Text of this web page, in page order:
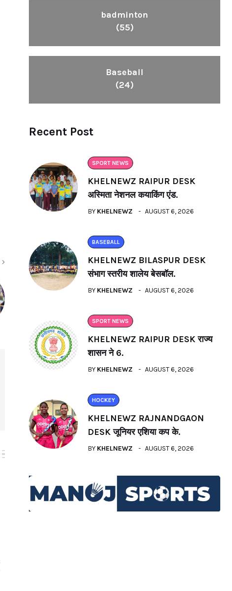
badminton
(55)
Baseball
(24)
Recent Post
SPORT NEWS
KHELNEWZ RAIPUR DESK
अस्मिता नेशनल कयाकिंग एंड.
BY KHELNEWZ AUGUST 6, 2026
BASEBALL
KHELNEWZ BILASPUR DESK
संभाग स्तरीय शालेय बेसबॉल.
BY KHELNEWZ AUGUST 6, 2026
SPORT NEWS
KHELNEWZ RAIPUR DESK राज्य
शासन ने 6.
BY KHELNEWZ AUGUST 6, 2026
HOCKEY
KHELNEWZ RAJNANDGAON
DESK जूनियर एशिया कप के.
BY KHELNEWZ AUGUST 6, 2026